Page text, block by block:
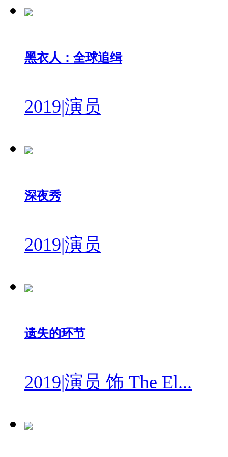
黑衣人：全球追缉
2019|演员
深夜秀
2019|演员
遗失的环节
2019|演员 饰 The El...